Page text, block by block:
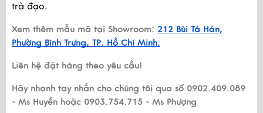
trà đạo.
Xem thêm mẫu mã tại Showroom: 212 Bùi Tá Hán,
Phường Bình Trưng, TP. Hồ Chí Minh.
Liên hệ đặt hàng theo yêu cầu!
Hãy nhanh tay nhắn cho chúng tôi qua số 0902.409.089
- Ms Huyền hoặc 0903.754.715 - Ms Phượng